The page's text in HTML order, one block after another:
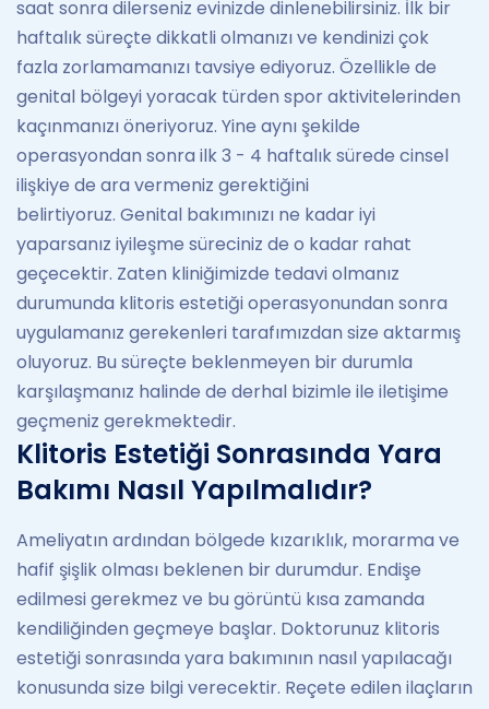
saat sonra dilerseniz evinizde dinlenebilirsiniz. İlk bir
haftalık süreçte dikkatli olmanızı ve kendinizi çok
fazla zorlamamanızı tavsiye ediyoruz. Özellikle de
genital bölgeyi yoracak türden spor aktivitelerinden
kaçınmanızı öneriyoruz. Yine aynı şekilde
operasyondan sonra ilk 3 - 4 haftalık sürede cinsel
ilişkiye de ara vermeniz gerektiğini
belirtiyoruz. Genital bakımınızı ne kadar iyi
yaparsanız iyileşme süreciniz de o kadar rahat
geçecektir. Zaten kliniğimizde tedavi olmanız
durumunda klitoris estetiği operasyonundan sonra
uygulamanız gerekenleri tarafımızdan size aktarmış
oluyoruz. Bu süreçte beklenmeyen bir durumla
karşılaşmanız halinde de derhal bizimle ile iletişime
geçmeniz gerekmektedir.
Klitoris Estetiği Sonrasında Yara
Bakımı Nasıl Yapılmalıdır?
Ameliyatın ardından bölgede kızarıklık, morarma ve
hafif şişlik olması beklenen bir durumdur. Endişe
edilmesi gerekmez ve bu görüntü kısa zamanda
kendiliğinden geçmeye başlar. Doktorunuz klitoris
estetiği sonrasında yara bakımının nasıl yapılacağı
konusunda size bilgi verecektir. Reçete edilen ilaçların